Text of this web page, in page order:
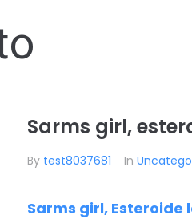
Sarms girl,
By test8037681 In
Sarms girl,